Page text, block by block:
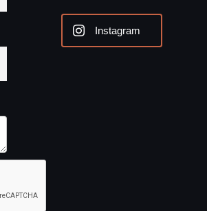
Instagram